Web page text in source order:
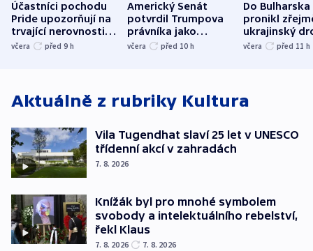
Účastníci pochodu
Pride upozorňují na
trvající nerovnosti i
společenskou
včera před 9 h
Americký Senát
potvrdil Trumpova
právníka jako
ministra
včera před 10 h
Do Bulharska
pronikl
ukrajinský
explodoval
včera před 11 h
Aktuálně z rubriky Kultura
Vila Tugendhat slaví 25 let v UNESCO
třídenní akcí v zahradách
7. 8. 2026
Knížák byl pro mnohé symbolem
svobody a intelektuálního rebelství,
řekl Klaus
7. 8. 2026 7. 8. 2026